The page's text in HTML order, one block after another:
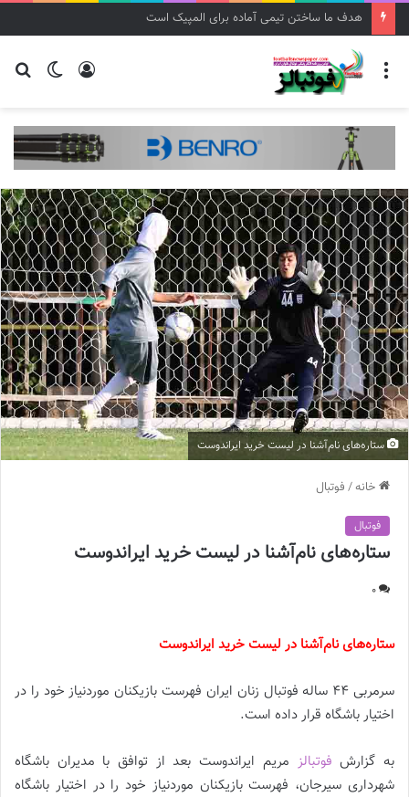
هدف ما ساختن تیمی آماده برای المپیک است
تغییر
ورود منو
ستاره‌های نام‌آشنا در لیست خرید ایراندوست
خانه/ فوتبال
فوتبال
ستاره‌های نام‌آشنا در لیست خرید ایراندوست
0
ستاره‌های نام‌آشنا در لیست خرید ایراندوست
سرمربی 44 ساله فوتبال زنان ایران فهرست بازیکنان موردنیاز خود را در
اختیار باشگاه قرار داده است.
به گزارش فوتبالز مریم ایراندوست بعد از توافق با مدیران باشگاه
شهرداری سیرجان، فهرست بازیکنان موردنیاز خود را در اختیار باشگاه